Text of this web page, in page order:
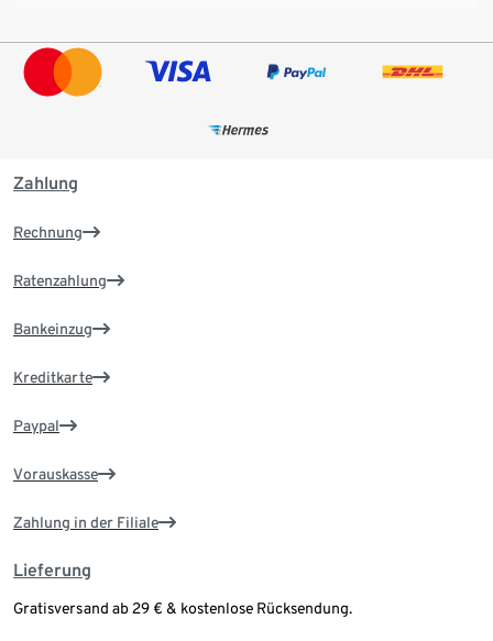
Zahlung
Rechnung
Ratenzahlung
Bankeinzug
Kreditkarte
Paypal
Vorauskasse
Zahlung in der Filiale
Lieferung
Gratisversand ab 29 € & kostenlose Rücksendung.